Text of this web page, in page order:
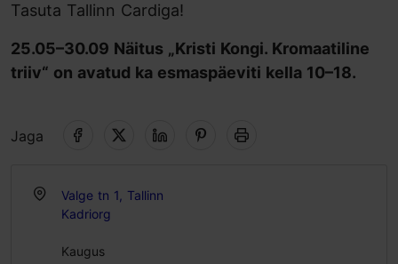
Tasuta Tallinn Cardiga!
25.05–30.09 Näitus „Kristi Kongi. Kromaatiline
triiv“ on avatud ka esmaspäeviti kella 10–18.
Jaga
Valge tn 1, Tallinn
Kadriorg
Kaugus